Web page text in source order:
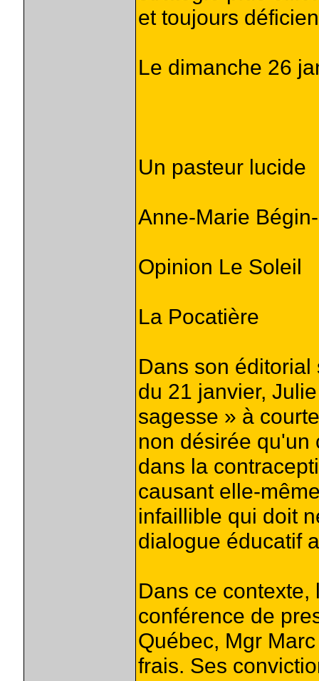
et toujours
Le dimanche 26
Un pasteur lucide
Anne-Marie
Opinion Le Soleil
La Pocatière
Dans son
du 21 janvier,
sagesse » à
non désirée qu'un
dans la
causant elle-
infaillible qui doit
dialogue éducatif
Dans ce
conférence de
Québec, Mgr
frais. Ses